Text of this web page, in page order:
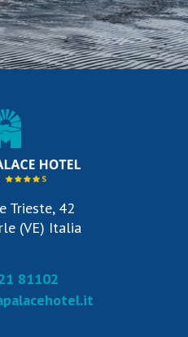
Trieste, 42
(VE) Italia
81102